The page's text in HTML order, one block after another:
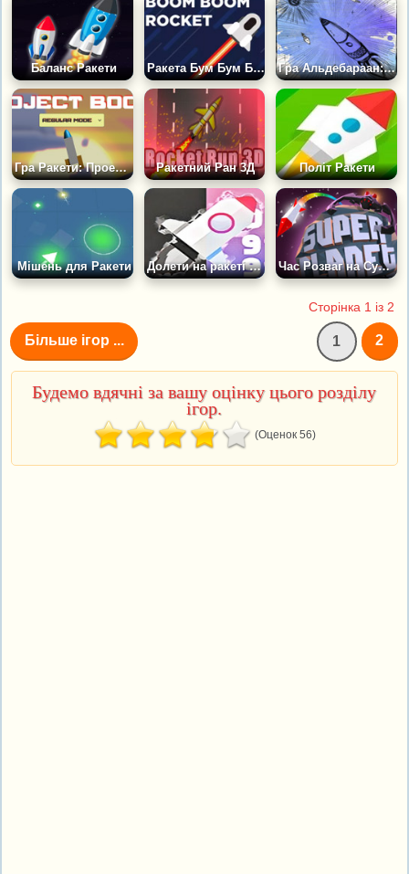
Баланс Ракети Ракета Бум Бум Бум Гра Альдебараан: Подорож до зірок
Гра Ракети: Проект Прискорення 2 Ракетний Ран 3Д Політ Ракети
Мішень для Ракети Долети на ракеті якнайдалі Час Розваг на Суперпланеті
Сторінка 1 із 2
Більше ігор ... 1 2
Будемо вдячні за вашу оцінку цього розділу
ігор.
(Оценок 56)